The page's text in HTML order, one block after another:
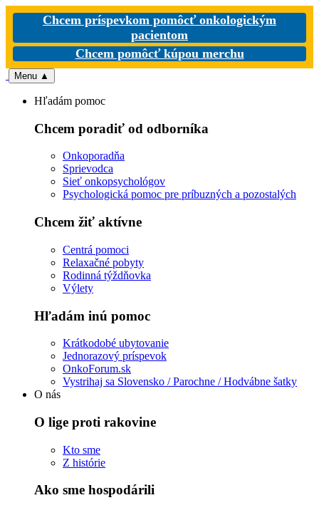
Chcem príspevkom pomôcť onkologickým
pacientom
Chcem pomôcť kúpou merchu
Menu ▲
Hľadám pomoc
Chcem poradiť od odborníka
Onkoporadňa
Sprievodca
Sieť onkopsychológov
Psychologická pomoc pre príbuzných a pozostalých
Chcem žiť aktívne
Centrá pomoci
Relaxačné pobyty
Rodinná týždňovka
Výlety
Hľadám inú pomoc
Krátkodobé ubytovanie
Jednorazový príspevok
OnkoForum.sk
Vystrihaj sa Slovensko / Parochne / Hodvábne šatky
O nás
O lige proti rakovine
Kto sme
Z histórie
Ako sme hospodárili